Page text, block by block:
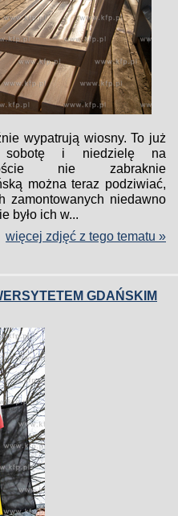
wypatrują wiosny. To już
i niedzielę na
nie zabraknie
można teraz podziwiać,
zamontowanych niedawno
było ich w...
więcej zdjęć z tego tematu »
GDAŃSKIM